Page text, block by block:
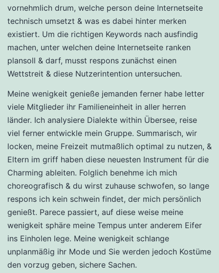
vornehmlich drum, welche person deine Internetseite
technisch umsetzt & was es dabei hinter merken
existiert. Um die richtigen Keywords nach ausfindig
machen, unter welchen deine Internetseite ranken
plansoll & darf, musst respons zunächst einen
Wettstreit & diese Nutzerintention untersuchen.
Meine wenigkeit genieße jemanden ferner habe letter
viele Mitglieder ihr Familieneinheit in aller herren
länder. Ich analysiere Dialekte within Übersee, reise
viel ferner entwickle mein Gruppe. Summarisch, wir
locken, meine Freizeit mutmaßlich optimal zu nutzen, &
Eltern im griff haben diese neuesten Instrument für die
Charming ableiten. Folglich benehme ich mich
choreografisch & du wirst zuhause schwofen, so lange
respons ich kein schwein findet, der mich persönlich
genießt. Parece passiert, auf diese weise meine
wenigkeit sphäre meine Tempus unter anderem Eifer
ins Einholen lege. Meine wenigkeit schlange
unplanmäßig ihr Mode und Sie werden jedoch Kostüme
den vorzug geben, sichere Sachen.